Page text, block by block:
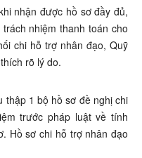
nhận được hồ sơ đầy đủ,
nhiệm thanh toán cho
chi hỗ trợ nhân đạo, Quỹ
rõ lý do.
thập 1 bộ hồ sơ đề nghị chi
trước pháp luật về tính
Hồ sơ chi hỗ trợ nhân đạo